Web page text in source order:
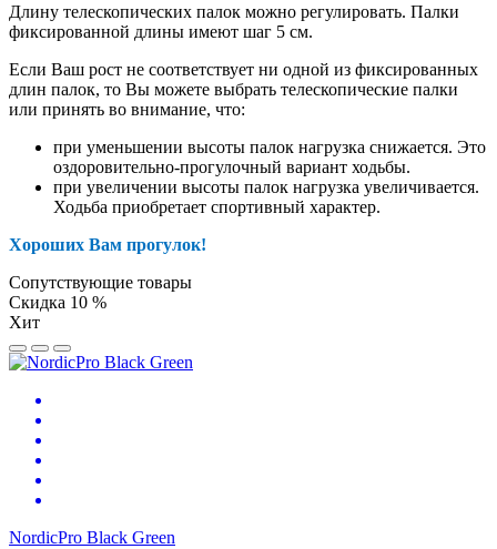
Длину телескопических палок можно регулировать. Палки
фиксированной длины имеют шаг 5 см.
Если Ваш рост не соответствует ни одной из фиксированных
длин палок, то Вы можете выбрать телескопические палки
или принять во внимание, что:
при уменьшении высоты палок нагрузка снижается. Это
оздоровительно-прогулочный вариант ходьбы.
при увеличении высоты палок нагрузка увеличивается.
Ходьба приобретает спортивный характер.
Хороших Вам прогулок!
Сопутствующие товары
Скидка 10 %
Хит
NordicPro Black Green